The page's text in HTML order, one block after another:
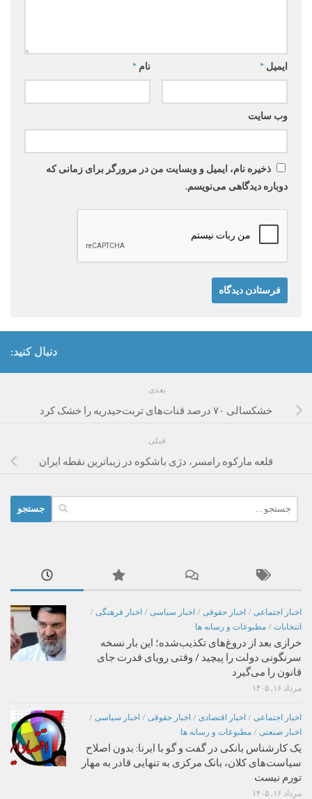
نام * ایمیل *
وب‌ سایت
ذخیره نام، ایمیل و وبسایت من در مرورگر برای زمانی که
دوباره دیدگاهی می‌نویسم.
دنبال کنید:
بعدی
خشکسالی‌ ۷۰ درصد قنات‌های تربت‌حیدریه را خشک کرد
قبلی
قلعه مارکوه رامسر، دژی باشکوه در زیباترین نقطه ایران
برای:
اخبار اجتماعی / اخبار حقوقی / اخبار سیاسی / اخبار فرهنگی /
انتخابات / مطبوعات و رسانه ها
خرازی بعد از دروغ‌های تکذیب‌شده؛ این بار نسخه
سرنگونی دولت را پیچید / وقتی رویای قدرت جای
قانون را می‌گیرد
مرداد ۱۶, ۱۴۰۵
اخبار اجتماعی / اخبار اقتصادی / اخبار حقوقی / اخبار سیاسی /
اخبار صنعتی / مطبوعات و رسانه ها
یک کارشناس بانکی در گفت و گو با ایرنا: بدون اصلاح
سیاست‌های کلان، بانک مرکزی به تنهایی قادر به مهار
تورم نیست
مرداد ۱۶, ۱۴۰۵